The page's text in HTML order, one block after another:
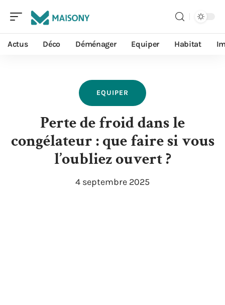
Actus Déco Déménager Equiper Habitat
EQUIPER
Perte de froid dans le
congélateur : que faire si vous
l’oubliez ouvert ?
4 septembre 2025